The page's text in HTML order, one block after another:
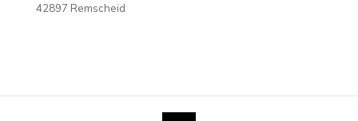
42897 Remscheid